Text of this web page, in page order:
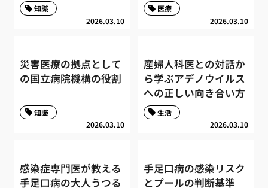
2026.03.10
知識
2026.03.10
医療
災害医療の拠点として
の国立病院機構の役割
2026.03.10
知識
産婦人科医との対話か
ら学ぶアデノウイルス
への正しい向き合い方
2026.03.10
生活
感染症専門医が教える
手足口病の大人うつる
手足口病の感染リスク
とプールの判断基準